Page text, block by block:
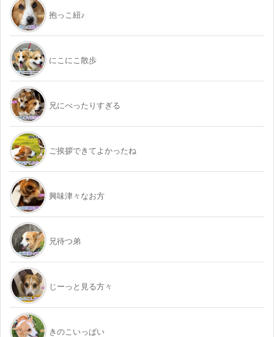
抱っこ紐♪
にこにこ散歩
兄にべったりすぎる
ご挨拶できてよかったね
興味津々なお方
兄待つ弟
じーっと見る方々
きのこいっぱい